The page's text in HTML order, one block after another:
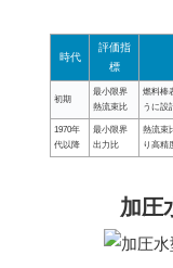
時代
評価指
標
初期
最小限界
熱流束比
燃料棒
うに設
1970年
代以降
最小限界
出力比
熱流束
り高精
加圧